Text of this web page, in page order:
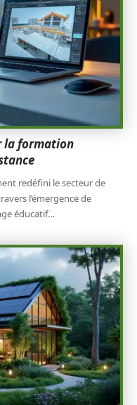
la formation
redéfini le secteur de
l’émergence de
éducatif…